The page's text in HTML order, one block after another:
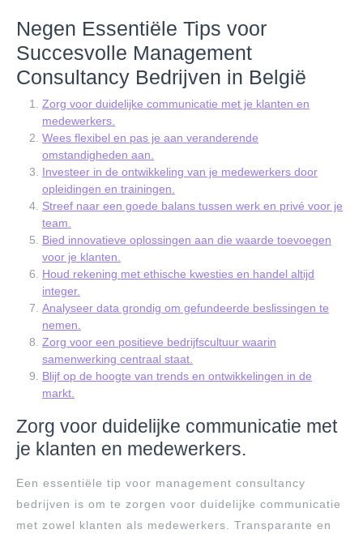
Negen Essentiële Tips voor
Succesvolle Management
Consultancy Bedrijven in België
Zorg voor duidelijke communicatie met je klanten en
medewerkers.
Wees flexibel en pas je aan veranderende
omstandigheden aan.
Investeer in de ontwikkeling van je medewerkers door
opleidingen en trainingen.
Streef naar een goede balans tussen werk en privé voor je
team.
Bied innovatieve oplossingen aan die waarde toevoegen
voor je klanten.
Houd rekening met ethische kwesties en handel altijd
integer.
Analyseer data grondig om gefundeerde beslissingen te
nemen.
Zorg voor een positieve bedrijfscultuur waarin
samenwerking centraal staat.
Blijf op de hoogte van trends en ontwikkelingen in de
markt.
Zorg voor duidelijke communicatie met
je klanten en medewerkers.
Een essentiële tip voor management consultancy
bedrijven is om te zorgen voor duidelijke communicatie
met zowel klanten als medewerkers. Transparante en